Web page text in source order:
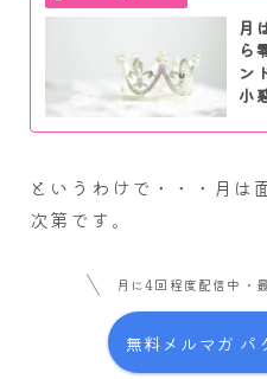
月
ら
ン
小
というわけで・・・月は
次第です。
月に4回程度配信中・
無料メルマガ パ